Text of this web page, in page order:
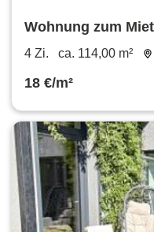
Wohnung zum
114 m²
4 Zi. ca. 114,00 m²
18 €/m²